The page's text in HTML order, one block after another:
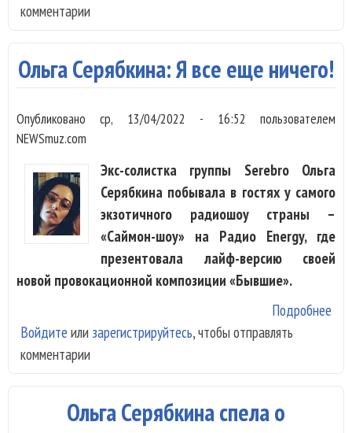
комментарии
Ольга Серябкина: Я все еще ничего!
Опубликованоср, 13/04/2022 - 16:52 пользователем
NEWSmuz.com
Экс-солистка группы Serebro Ольга
Серябкина побывала в гостях у самого
экзотичного радиошоу страны –
«Саймон-шоу» на Радио Energy, где
презентовала лайф-версию своей
новой провокационной композиции «Бывшие».
Подробнее
Войдите или зарегистрируйтесь, чтобы отправлять
комментарии
Ольга Серябкина спела о